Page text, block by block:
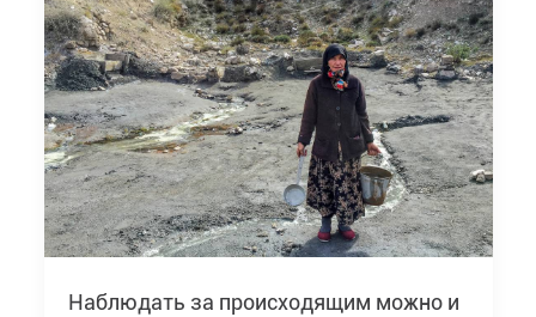
Наблюдать за происходящим можно и